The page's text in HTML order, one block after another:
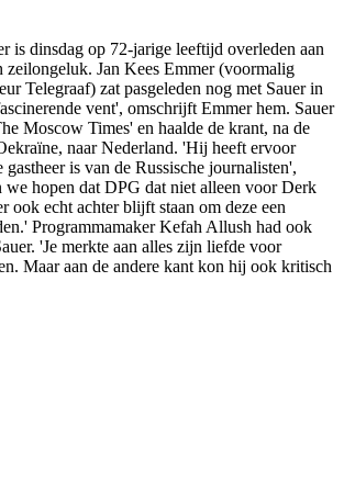
is dinsdag op 72-jarige leeftijd overleden aan
zeilongeluk. Jan Kees Emmer (voormalig
Telegraaf) zat pasgeleden nog met Sauer in
vent', omschrijft Emmer hem. Sauer
Moscow Times' en haalde de krant, na de
naar Nederland. 'Hij heeft ervoor
is van de Russische journalisten',
we hopen dat DPG dat niet alleen voor Derk
ook echt achter blijft staan om deze een
Programmamaker Kefah Allush had ook
'Je merkte aan alles zijn liefde voor
Maar aan de andere kant kon hij ook kritisch